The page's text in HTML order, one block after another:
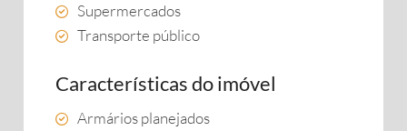
Supermercados
Transporte público
Características do imóvel
Armários planejados